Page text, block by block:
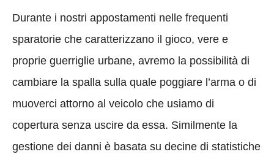
Durante i nostri appostamenti nelle frequenti
sparatorie che caratterizzano il gioco, vere e
proprie guerriglie urbane, avremo la possibilità di
cambiare la spalla sulla quale poggiare l’arma o di
muoverci attorno al veicolo che usiamo di
copertura senza uscire da essa. Similmente la
gestione dei danni è basata su decine di statistiche